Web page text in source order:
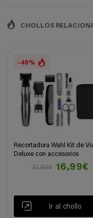
CHOLLOS
-48%
Recortadora Wahl Kit de
Deluxe con accesorios
32,99€
16,99€
Ir al chollo